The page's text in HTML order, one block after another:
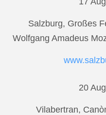
Salzburg, Großes
Wolfgang Amadeus
20
Vilabertran,